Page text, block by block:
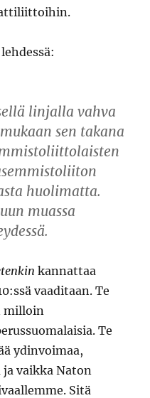
linjalla vahva
sen takana
huolimatta.
muassa
kannattaa
vaaditaan. Te
milloin
Te
ydinvoimaa,
vaikka Naton
Sitä